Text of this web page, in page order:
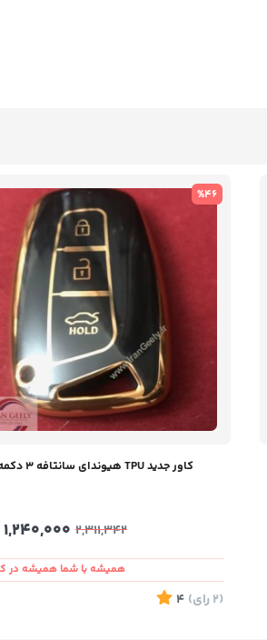
%46
کاور جدید TPU هیوندای سانتافه ۳ دکمه
2,311,342
1,240,000
همیشه با شما همیشه در
(2 رای)
4